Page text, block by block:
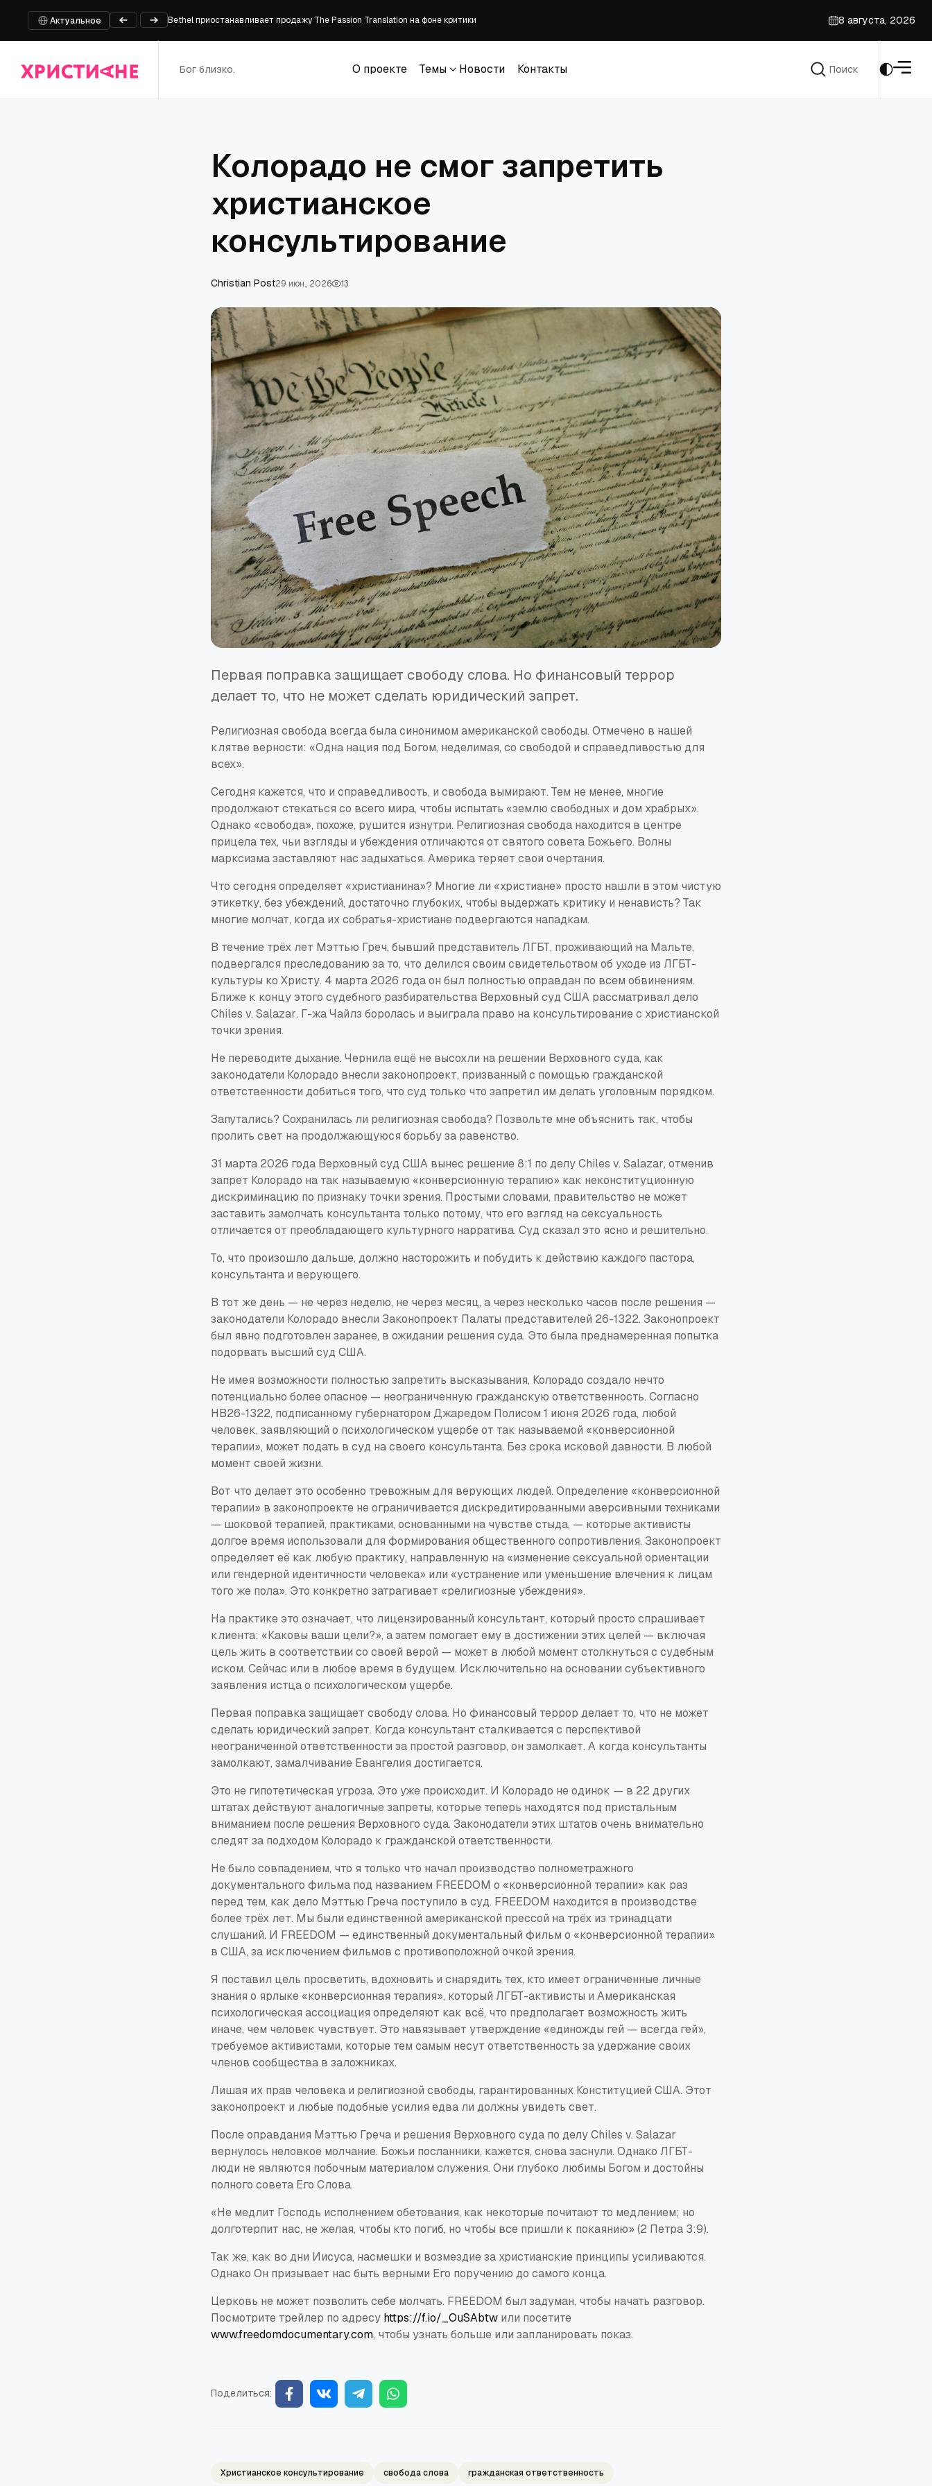
Актуальное
Пастор и еще шесть человек казнены без суда в Судане
На границе России и Белоруссии встретили участников XXII Международного Одигитриевского крестного хода
Встреча директора Патриаршей гуманитарной миссии и главы Комитета семей воинов Отечества
8 августа, 2026
Бог близко.
О проекте
Темы
Новости
Контакты
Поиск
Колорадо не смог запретить
христианское
консультирование
Сhristian Post29 июн., 2026 13
Первая поправка защищает свободу слова. Но финансовый террор
делает то, что не может сделать юридический запрет.
Религиозная свобода всегда была синонимом американской свободы. Отмечено в нашей
клятве верности: «Одна нация под Богом, неделимая, со свободой и справедливостью для
всех».
Сегодня кажется, что и справедливость, и свобода вымирают. Тем не менее, многие
продолжают стекаться со всего мира, чтобы испытать «землю свободных и дом храбрых».
Однако «свобода», похоже, рушится изнутри. Религиозная свобода находится в центре
прицела тех, чьи взгляды и убеждения отличаются от святого совета Божьего. Волны
марксизма заставляют нас задыхаться. Америка теряет свои очертания.
Что сегодня определяет «христианина»? Многие ли «христиане» просто нашли в этом чистую
этикетку, без убеждений, достаточно глубоких, чтобы выдержать критику и ненависть? Так
многие молчат, когда их собратья-христиане подвергаются нападкам.
В течение трёх лет Мэттью Греч, бывший представитель ЛГБТ, проживающий на Мальте,
подвергался преследованию за то, что делился своим свидетельством об уходе из ЛГБТ-
культуры ко Христу. 4 марта 2026 года он был полностью оправдан по всем обвинениям.
Ближе к концу этого судебного разбирательства Верховный суд США рассматривал дело
Chiles v. Salazar. Г-жа Чайлз боролась и выиграла право на консультирование с христианской
точки зрения.
Не переводите дыхание. Чернила ещё не высохли на решении Верховного суда, как
законодатели Колорадо внесли законопроект, призванный с помощью гражданской
ответственности добиться того, что суд только что запретил им делать уголовным порядком.
Запутались? Сохранилась ли религиозная свобода? Позвольте мне объяснить так, чтобы
пролить свет на продолжающуюся борьбу за равенство.
31 марта 2026 года Верховный суд США вынес решение 8:1 по делуChiles v. Salazar, отменив
запрет Колорадо на так называемую «конверсионную терапию» как неконституционную
дискриминацию по признаку точки зрения. Простыми словами, правительство не может
заставить замолчать консультанта только потому, что его взгляд на сексуальность
отличается от преобладающего культурного нарратива. Суд сказал это ясно и решительно.
То, что произошло дальше, должно насторожить и побудить к действию каждого пастора,
консультанта и верующего.
В тот же день — не через неделю, не через месяц, а через несколько часов после решения —
законодатели Колорадо внесли Законопроект Палаты представителей 26-1322. Законопроект
был явно подготовлен заранее, в ожидании решения суда. Это была преднамеренная попытка
подорвать высший суд США.
Не имея возможности полностью запретить высказывания, Колорадо создало нечто
потенциально более опасное — неограниченную гражданскую ответственность. Согласно
HB26-1322, подписанному губернатором Джаредом Полисом 1 июня 2026 года, любой
человек, заявляющий о психологическом ущербе от так называемой «конверсионной
терапии», может подать в суд на своего консультанта. Без срока исковой давности. В любой
момент своей жизни.
Вот что делает это особенно тревожным для верующих людей. Определение «конверсионной
терапии» в законопроекте не ограничивается дискредитированными аверсивными техниками
— шоковой терапией, практиками, основанными на чувстве стыда, — которые активисты
долгое время использовали для формирования общественного сопротивления. Законопроект
определяет её как любую практику, направленную на «изменение сексуальной ориентации
или гендерной идентичности человека» или «устранение или уменьшение влечения к лицам
того же пола». Это конкретно затрагивает «религиозные убеждения».
На практике это означает, что лицензированный консультант, который просто спрашивает
клиента: «Каковы ваши цели?», а затем помогает ему в достижении этих целей — включая
цель жить в соответствии со своей верой — может в любой момент столкнуться с судебным
иском. Сейчас или в любое время в будущем. Исключительно на основании субъективного
заявления истца о психологическом ущербе.
Первая поправка защищает свободу слова. Но финансовый террор делает то, что не может
сделать юридический запрет. Когда консультант сталкивается с перспективой
неограниченной ответственности за простой разговор, он замолкает. А когда консультанты
замолкают, замалчивание Евангелия достигается.
Это не гипотетическая угроза. Это уже происходит. И Колорадо не одинок — в 22 других
штатах действуют аналогичные запреты, которые теперь находятся под пристальным
вниманием после решения Верховного суда. Законодатели этих штатов очень внимательно
следят за подходом Колорадо к гражданской ответственности.
Не было совпадением, что я только что начал производство полнометражного
документального фильма под названием FREEDOM о «конверсионной терапии» как раз
перед тем, как дело Мэттью Греча поступило в суд. FREEDOM находится в производстве
более трёх лет. Мы были единственной американской прессой на трёх из тринадцати
слушаний. И FREEDOM — единственный документальный фильм о «конверсионной терапии»
в США, за исключением фильмов с противоположной очкой зрения.
Я поставил цель просветить, вдохновить и снарядить тех, кто имеет ограниченные личные
знания о ярлыке «конверсионная терапия», который ЛГБТ-активисты и Американская
психологическая ассоциация определяют как всё, что предполагает возможность жить
иначе, чем человек чувствует. Это навязывает утверждение «единожды гей — всегда гей»,
требуемое активистами, которые тем самым несут ответственность за удержание своих
членов сообщества в заложниках.
Лишая их прав человека и религиозной свободы, гарантированных Конституцией США. Этот
законопроект и любые подобные усилия едва ли должны увидеть свет.
После оправдания Мэттью Греча и решения Верховного суда по делуChiles v. Salazar
вернулось неловкое молчание. Божьи посланники, кажется, снова заснули. Однако ЛГБТ-
люди не являются побочным материалом служения. Они глубоко любимы Богом и достойны
полного совета Его Слова.
«Не медлит Господь исполнением обетования, как некоторые почитают то медлением; но
долготерпит нас, не желая, чтобы кто погиб, но чтобы все пришли к покаянию» (2 Петра 3:9).
Так же, как во дни Иисуса, насмешки и возмездие за христианские принципы усиливаются.
Однако Он призывает нас быть верными Его поручению до самого конца.
Церковь не может позволить себе молчать. FREEDOM был задуман, чтобы начать разговор.
Посмотрите трейлер по адресу https://f.io/_OuSAbtw или посетите
www.freedomdocumentary.com, чтобы узнать больше или запланировать показ.
Поделиться:
Христианское консультирование свобода слова гражданская ответственность